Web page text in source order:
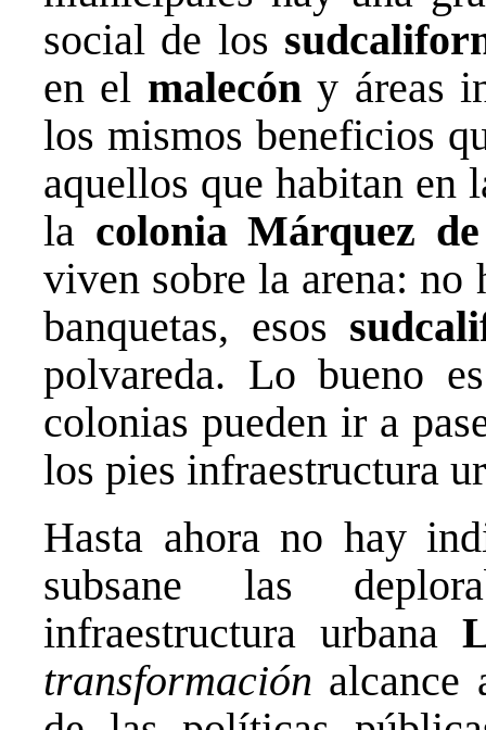
social de los
en el malecóny áreas
los mismos beneficios
aquellos que habitan en
la colonia Márquez
viven sobre la arena: no
banquetas, esos
polvareda. Lo bueno
colonias pueden ir a
los pies infraestructura
Hasta ahora no hay
subsane las
infraestructura urbana
transformación alcance